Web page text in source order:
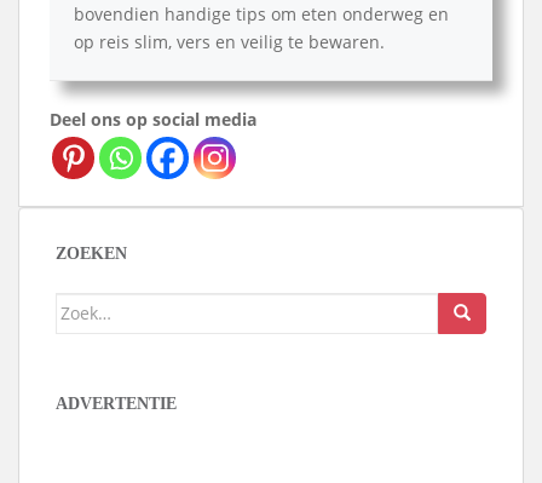
bovendien handige tips om eten onderweg en
op reis slim, vers en veilig te bewaren.
Deel ons op social media
ZOEKEN
Zoek
ADVERTENTIE